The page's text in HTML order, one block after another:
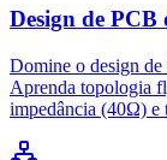
Design de
Domine o design
Aprenda topologia
impedância (40Ω) e